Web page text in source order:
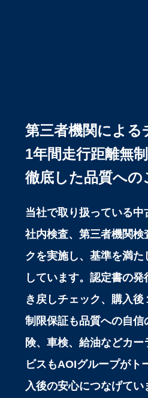
第三者機関による
1年間走行距離無
徹底した品質への
当社で取り扱っている中
社内検査、第三者機関検
クを実施し、基準を満
しています。認定書の
き戻しチェック、購入
制限保証も品質への自
険、車検、給油などカ
ビスもAOIグループがト
入後の安心につなげてい